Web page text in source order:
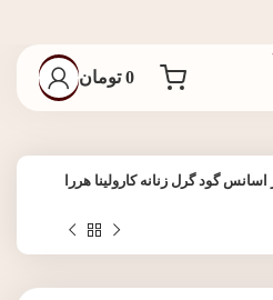
0 تومان
گود گرل زنانه کارولینا هررا